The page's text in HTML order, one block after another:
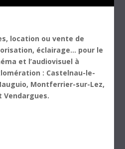
location ou vente de
éclairage… pour le
et l’audiovisuel à
: Castelnau-le-
Montferrier-sur-Lez,
Vendargues.